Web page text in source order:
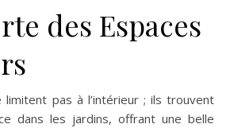
des Espaces
limitent pas à l’intérieur ; ils trouvent
dans les jardins, offrant une belle